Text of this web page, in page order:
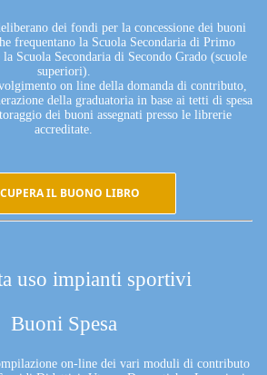
dei fondi per la concessione dei buoni
frequentano la Scuola Secondaria di Primo
Scuola Secondaria di Secondo Grado (scuole
superiori).
on line della domanda di contributo,
della graduatoria in base ai tetti di spesa
dei buoni assegnati presso le librerie
accreditate.
IL BUONO LIBRO
uso impianti sportivi
Buoni Spesa
on-line dei vari moduli di contributo